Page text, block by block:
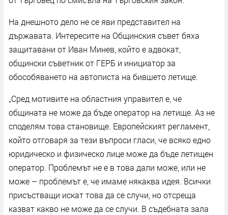
На днешното дело не се яви представител на
държавата. Интересите на Общинския съвет бяха
защитавани от Иван Минев, който е адвокат,
общински съветник от ГЕРБ и инициатор за
обособяването на автописта на бившето летище.
„Сред мотивите на областния управител е, че
общината не може да бъде оператор на летище. Аз не
споделям това становище. Европейският регламент,
който отговаря за тези въпроси гласи, че всяко едно
юридическо и физическо лице може да бъде летищен
оператор. Проблемът не е в това дали може, или не
може – проблемът е, че имаме някаква идея. Всички
присъстващи искат това да се случи, но отсреща
казват какво не може да се случи. В съдебната зала